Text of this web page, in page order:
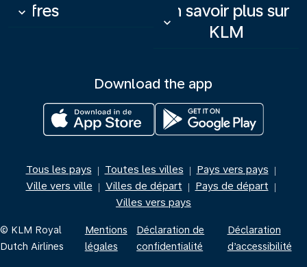
Offres
keyboard_arrow_down
En savoir plus sur
KLM
keyboard_arrow_down
Download the app
Tous les pays | Toutes les villes | Pays vers pays |
Ville vers ville | Villes de départ | Pays de départ |
Villes vers pays
© KLM Royal
Dutch Airlines
Mentions
légales
Déclaration de
confidentialité
Déclaration
d’accessibilité